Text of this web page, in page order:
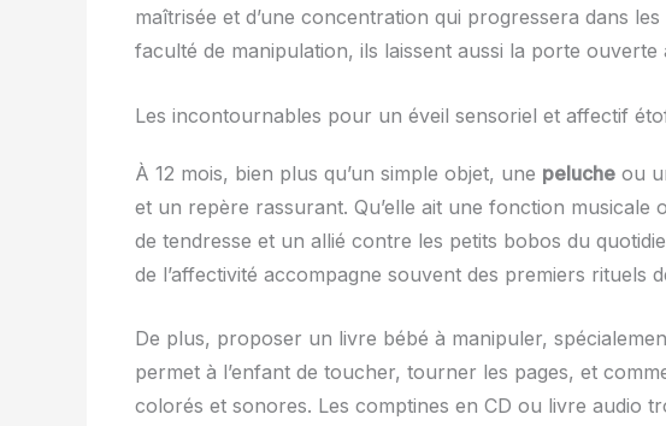
maîtrisée et d’une concentration qui progressera dans
faculté de manipulation, ils laissent aussi la porte ouverte
Les incontournables pour un éveil sensoriel et affectif
À 12 mois, bien plus qu’un simple objet, une peluche ou
et un repère rassurant. Qu’elle ait une fonction
de tendresse et un allié contre les petits bobos du
de l’affectivité accompagne souvent des premiers rituels
De plus, proposer un livre bébé à manipuler,
permet à l’enfant de toucher, tourner les pages, et
colorés et sonores. Les comptines en CD ou livre audio